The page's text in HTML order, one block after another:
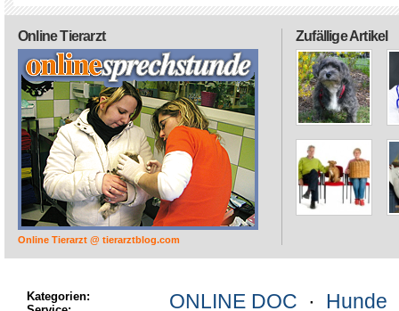
Zufällige Artikel
Online Tierarzt
Online Tierarzt @ tierarztblog.com
Kategorien:
ONLINE DOC · Hunde